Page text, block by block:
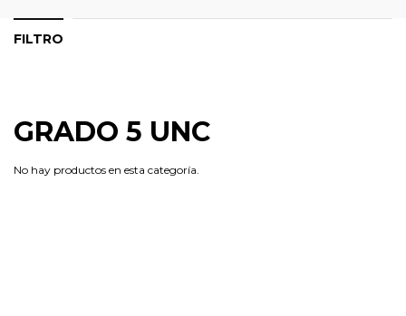
FILTRO
GRADO 5 UNC
No hay productos en esta categoría.